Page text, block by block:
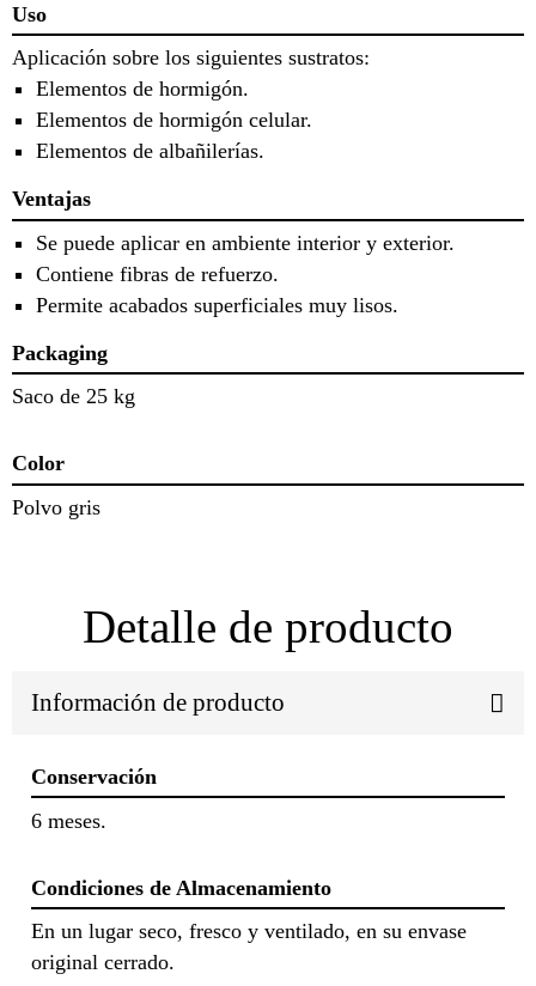
Uso
Aplicación sobre los siguientes sustratos:
Elementos de hormigón.
Elementos de hormigón celular.
Elementos de albañilerías.
Ventajas
Se puede aplicar en ambiente interior y exterior.
Contiene fibras de refuerzo.
Permite acabados superficiales muy lisos.
Packaging
Saco de 25 kg
Color
Polvo gris
Detalle de producto
Información de producto
Conservación
6 meses.
Condiciones de Almacenamiento
En un lugar seco, fresco y ventilado, en su envase
original cerrado.